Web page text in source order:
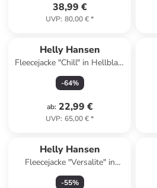
38,99 €
UVP: 80,00 €*
Helly Hansen
Fleecejacke "Chill" in Hellblau/
Blau
-64%
ab: 22,99 €
UVP: 65,00 €*
Helly Hansen
Fleecejacke "Versalite" in
Türkis
-55%